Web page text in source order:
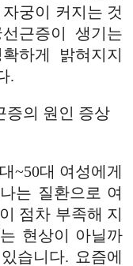
궁이 커지는 것
근증이 생기는
하게 밝혀지지
.
~50대 여성에게
는 질환으로 여
점차 부족해 지
현상이 아닐까
습니다. 요즘에